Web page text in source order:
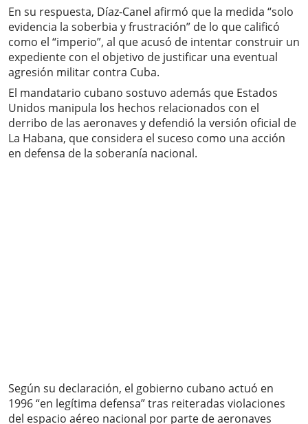
En su respuesta, Díaz-Canel afirmó que la medida “solo
evidencia la soberbia y frustración” de lo que calificó
como el “imperio”, al que acusó de intentar construir un
expediente con el objetivo de justificar una eventual
agresión militar contra Cuba.
El mandatario cubano sostuvo además que Estados
Unidos manipula los hechos relacionados con el
derribo de las aeronaves y defendió la versión oficial de
La Habana, que considera el suceso como una acción
en defensa de la soberanía nacional.
Según su declaración, el gobierno cubano actuó en
1996 “en legítima defensa” tras reiteradas violaciones
del espacio aéreo nacional por parte de aeronaves